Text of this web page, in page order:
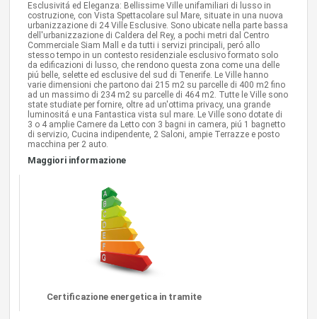
Esclusivitá ed Eleganza: Bellissime Ville unifamiliari di lusso in
costruzione, con Vista Spettacolare sul Mare, situate in una nuova
urbanizzazione di 24 Ville Esclusive. Sono ubicate nella parte bassa
dell'urbanizzazione di Caldera del Rey, a pochi metri dal Centro
Commerciale Siam Mall e da tutti i servizi principali, peró allo
stesso tempo in un contesto residenziale esclusivo formato solo
da edificazioni di lusso, che rendono questa zona come una delle
piú belle, selette ed esclusive del sud di Tenerife. Le Ville hanno
varie dimensioni che partono dai 215 m2 su parcelle di 400 m2 fino
ad un massimo di 234 m2 su parcelle di 464 m2. Tutte le Ville sono
state studiate per fornire, oltre ad un'ottima privacy, una grande
luminositá e una Fantastica vista sul mare. Le Ville sono dotate di
3 o 4 amplie Camere da Letto con 3 bagni in camera, piú 1 bagnetto
di servizio, Cucina indipendente, 2 Saloni, ampie Terrazze e posto
macchina per 2 auto.
Maggiori informazione
Certificazione energetica in tramite